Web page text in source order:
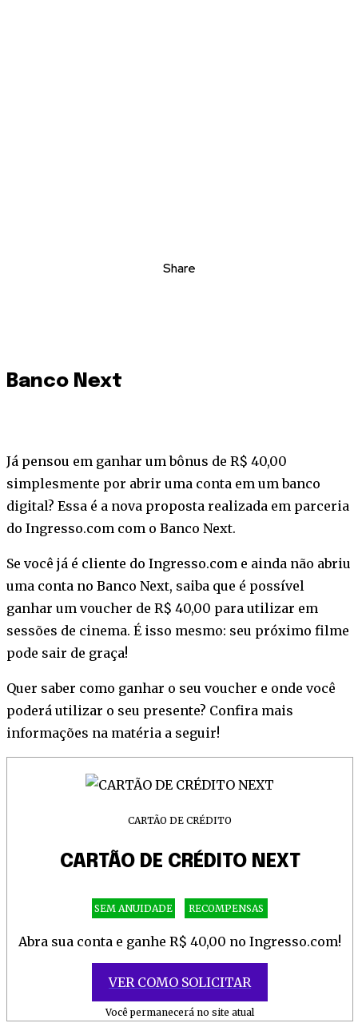
Share
Banco Next
Já pensou em ganhar um bônus de R$ 40,00
simplesmente por abrir uma conta em um banco
digital? Essa é a nova proposta realizada em parceria
do Ingresso.com com o Banco Next.
Se você já é cliente do Ingresso.com e ainda não abriu
uma conta no Banco Next, saiba que é possível
ganhar um voucher de R$ 40,00 para utilizar em
sessões de cinema. É isso mesmo: seu próximo filme
pode sair de graça!
Quer saber como ganhar o seu voucher e onde você
poderá utilizar o seu presente? Confira mais
informações na matéria a seguir!
CARTÃO DE CRÉDITO
CARTÃO DE CRÉDITO NEXT
SEM ANUIDADE RECOMPENSAS
Abra sua conta e ganhe R$ 40,00 no Ingresso.com!
VER COMO SOLICITAR
Você permanecerá no site atual